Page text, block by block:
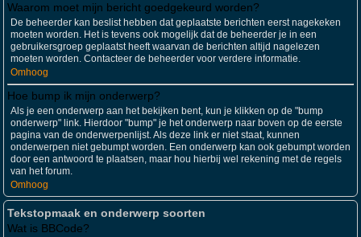
Waarom moet mijn bericht goedgekeurd worden?
De beheerder kan beslist hebben dat geplaatste berichten eerst nagekeken
moeten worden. Het is tevens ook mogelijk dat de beheerder je in een
gebruikersgroep geplaatst heeft waarvan de berichten altijd nagelezen
moeten worden. Contacteer de beheerder voor verdere informatie.
Omhoog
Hoe bump ik mijn onderwerp?
Als je een onderwerp aan het bekijken bent, kun je klikken op de "bump
onderwerp" link. Hierdoor "bump" je het onderwerp naar boven op de eerste
pagina van de onderwerpenlijst. Als deze link er niet staat, kunnen
onderwerpen niet gebumpt worden. Een onderwerp kan ook gebumpt worden
door een antwoord te plaatsen, maar hou hierbij wel rekening met de regels
van het forum.
Omhoog
Tekstopmaak en onderwerp soorten
Wat is BBCode?